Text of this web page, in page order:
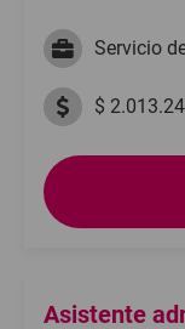
Servicio
$
Asistente